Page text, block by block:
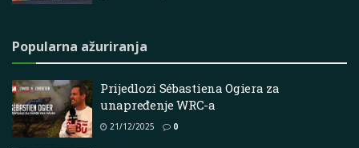
Popularna ažuriranja
Prijedlozi Sébastiena Ogiera za
unapređenje WRC-a
21/12/2025 0